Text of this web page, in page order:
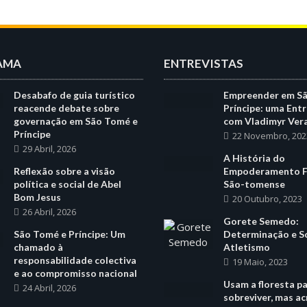
Desabafo de guia turístico
reacende debate sobre
governação em São Tomé e
Príncipe
29 Abril, 2026
Reflexão sobre a visão
política e social de Abel
Bom Jesus
26 Abril, 2026
São Tomé e Príncipe: Um
chamado à
responsabilidade colectiva
e ao compromisso nacional
24 Abril, 2026
ENTREVISTAS
Empreender em
Príncipe: uma
com Vladimyr
22 Novembro,
A História do
Empoderamento
São-tomense
20 Outubro, 2023
Gorete Semedo:
Determinação e
Atletismo
19 Maio, 2023
Usam a floresta
sobreviver, mas